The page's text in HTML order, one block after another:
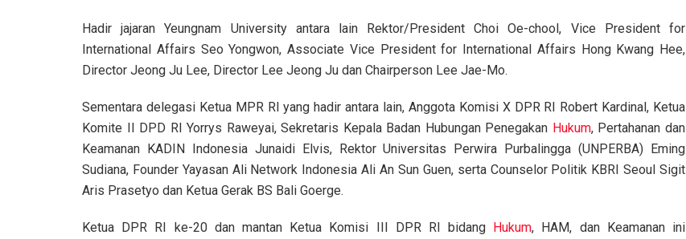
Hadir jajaran Yeungnam University antara lain Rektor/President Choi Oe-chool, Vice President for
International Affairs Seo Yongwon, Associate Vice President for International Affairs Hong Kwang Hee,
Director Jeong Ju Lee, Director Lee Jeong Ju dan Chairperson Lee Jae-Mo.
Sementara delegasi Ketua MPR RI yang hadir antara lain, Anggota Komisi X DPR RI Robert Kardinal, Ketua
Komite II DPD RI Yorrys Raweyai, Sekretaris Kepala Badan Hubungan Penegakan Hukum, Pertahanan dan
Keamanan KADIN Indonesia Junaidi Elvis, Rektor Universitas Perwira Purbalingga (UNPERBA) Eming
Sudiana, Founder Yayasan Ali Network Indonesia Ali An Sun Guen, serta Counselor Politik KBRI Seoul Sigit
Aris Prasetyo dan Ketua Gerak BS Bali Goerge.
Ketua DPR RI ke-20 dan mantan Ketua Komisi III DPR RI bidang Hukum, HAM, dan Keamanan ini